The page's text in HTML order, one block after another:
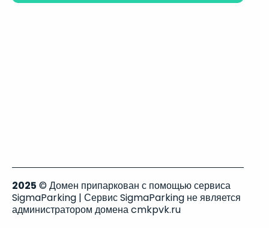
2025 © Домен припаркован с помощью сервиса
SigmaParking | Сервис SigmaParking не является
администратором домена cmkpvk.ru